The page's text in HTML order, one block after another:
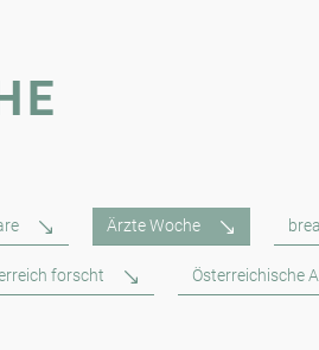
Ärzte Woche
forscht Österreichische